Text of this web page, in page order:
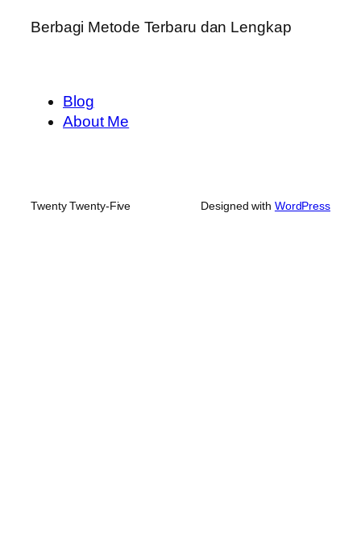
Berbagi Metode Terbaru dan Lengkap
Blog
About Me
Twenty Twenty-Five Designed with WordPress